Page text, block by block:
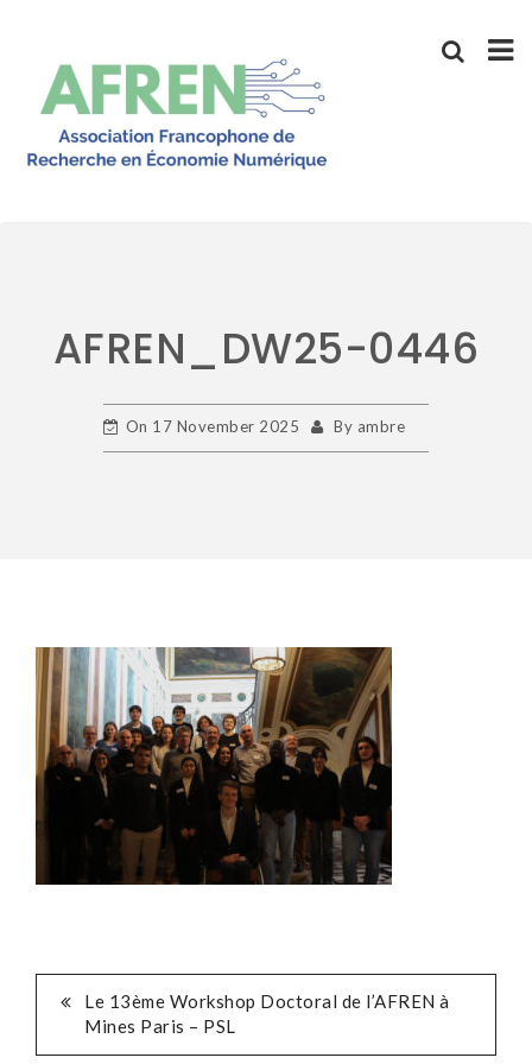
AFREN_DW25-0446
On 17 November 2025 By ambre
POST
NAVIGATION
Le 13ème Workshop Doctoral de l’AFREN à
Mines Paris – PSL